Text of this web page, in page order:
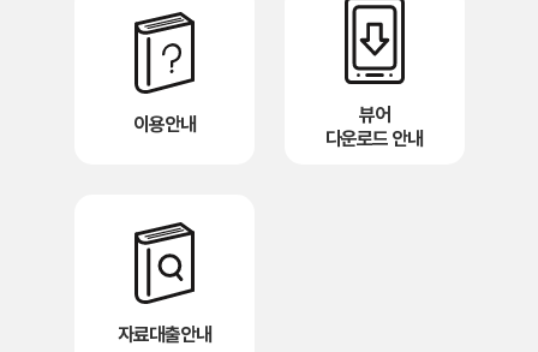
이용안내
뷰어
다운로드 안내
자료대출안내